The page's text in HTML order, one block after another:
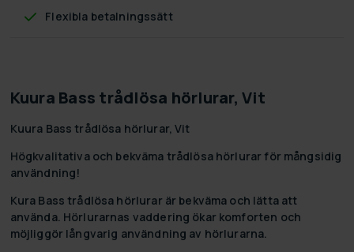
Flexibla betalningssätt
Kuura Bass trådlösa hörlurar, Vit
Kuura Bass trådlösa hörlurar, Vit
Högkvalitativa och bekväma trådlösa hörlurar för mångsidig
användning!
Kura Bass trådlösa hörlurar är bekväma och lätta att
använda. Hörlurarnas vaddering ökar komforten och
möjliggör långvarig användning av hörlurarna.